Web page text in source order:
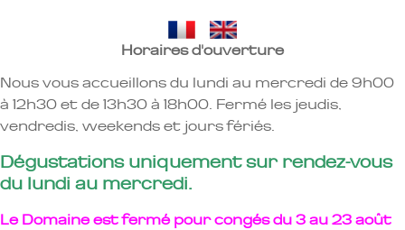
Horaires d'ouverture
Nous vous accueillons du lundi au mercredi de 9h00
à 12h30 et de 13h30 à 18h00. Fermé les jeudis,
vendredis, weekends et jours fériés.
Dégustations uniquement sur rendez-vous
du lundi au mercredi.
Le Domaine est fermé pour congés du 3 au 23 août